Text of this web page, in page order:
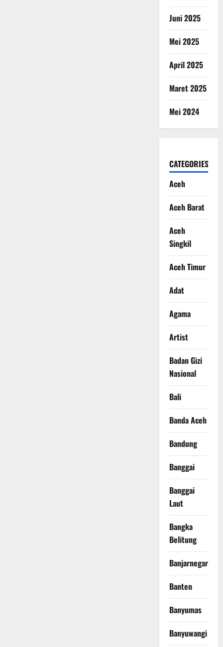
Juni 2025
Mei 2025
April 2025
Maret 2025
Mei 2024
CATEGORIES
Aceh
Aceh Barat
Aceh
Singkil
Aceh Timur
Adat
Agama
Artist
Badan Gizi
Nasional
Bali
Banda Aceh
Bandung
Banggai
Banggai
Laut
Bangka
Belitung
Banjarnegara
Banten
Banyumas
Banyuwangi